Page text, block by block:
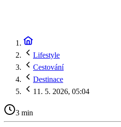
Lifestyle
Cestování
Destinace
11. 5. 2026, 05:04
3 min